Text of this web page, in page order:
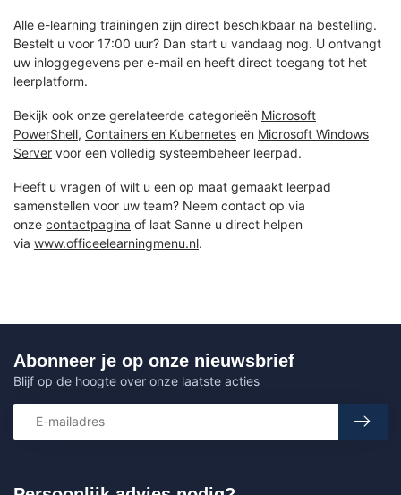
Alle e-learning trainingen zijn direct beschikbaar na bestelling.
Bestelt u voor 17:00 uur? Dan start u vandaag nog. U ontvangt
uw inloggegevens per e-mail en heeft direct toegang tot het
leerplatform.
Bekijk ook onze gerelateerde categorieën Microsoft
PowerShell, Containers en Kubernetes en Microsoft Windows
Server voor een volledig systeembeheer leerpad.
Heeft u vragen of wilt u een op maat gemaakt leerpad
samenstellen voor uw team? Neem contact op via
onze contactpagina of laat Sanne u direct helpen
via www.officeelearningmenu.nl.
Abonneer je op onze nieuwsbrief
Blijf op de hoogte over onze laatste acties